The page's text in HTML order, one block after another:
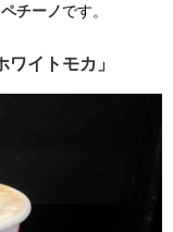
チーノ です。
イトモカ」